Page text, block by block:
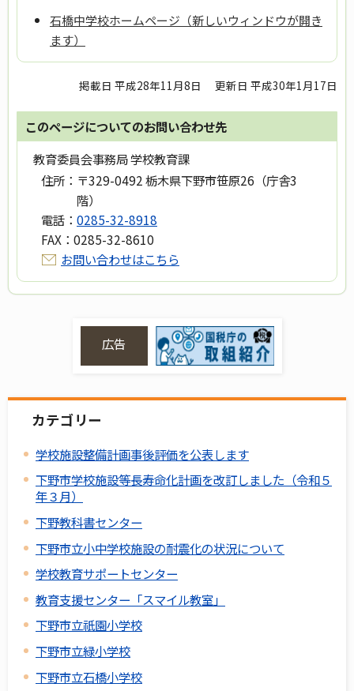
石橋中学校ホームページ（新しいウィンドウが開き
ます）
掲載日 平成28年11月8日 更新日 平成30年1月17日
このページについてのお問い合わせ先
教育委員会事務局 学校教育課
住所： 〒329-0492 栃木県下野市笹原26（庁舎3
階）
電話： 0285-32-8918
FAX： 0285-32-8610
お問い合わせはこちら
広告
カテゴリー
学校施設整備計画事後評価を公表します
下野市学校施設等長寿命化計画を改訂しました（令和５
年３月）
下野教科書センター
下野市立小中学校施設の耐震化の状況について
学校教育サポートセンター
教育支援センター「スマイル教室」
下野市立祇園小学校
下野市立緑小学校
下野市立石橋小学校